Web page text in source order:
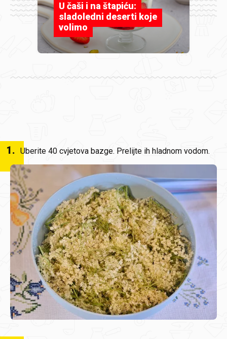
U čaši i na štapiću:
sladoledni deserti koje
volimo
1. Uberite 40 cvjetova bazge. Prelijte ih hladnom vodom.